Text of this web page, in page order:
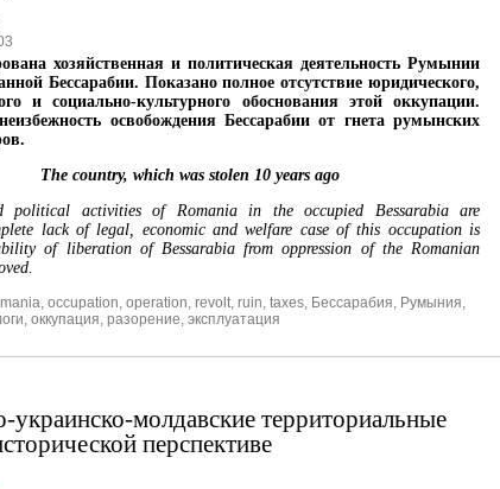
хозяйственная и политическая деятельность Румынии
Бессарабии. Показано полное отсутствие юридического,
и социально-культурного обоснования этой оккупации.
освобождения Бессарабии от гнета румынских
The country, which was stolen 10 years ago
political activities of Romania in the occupied Bessarabia are
lack of legal, economic and welfare case of this occupation is
of liberation of Bessarabia from oppression of the Romanian
, occupation, operation, revolt, ruin, taxes, Бессарабия, Румыния,
, оккупация, разорение, эксплуатация
украинско-молдавские территориальные
перспективе